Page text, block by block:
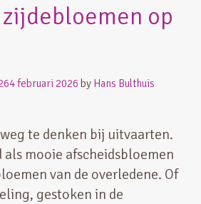
op
4 februari 2026 by Hans Bulthuis
te denken bij uitvaarten.
mooie afscheidsbloemen
van de overledene. Of
gestoken in de